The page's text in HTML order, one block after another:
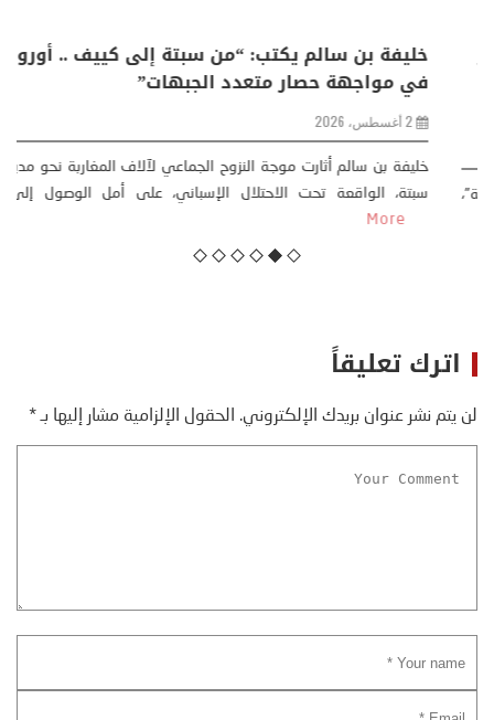
منذر بالضيافي يكتب حول: التغيرات المناخية: اكثر
من ظاهرة طبيعية .. تحول اجتماعي وحضاري (
مقاربة سوسيولوجية )
كتب: منذر بالضيافي بدأت قصتي مع التغييرات المناخية ” المتطرفة”،
منذ نهاية ثمانينات القرن الماضي، حين أطردنا ...
اترك تعليقاً
لن يتم نشر عنوان بريدك الإلكتروني. الحقول الإلزامية مشار إليها بـ*